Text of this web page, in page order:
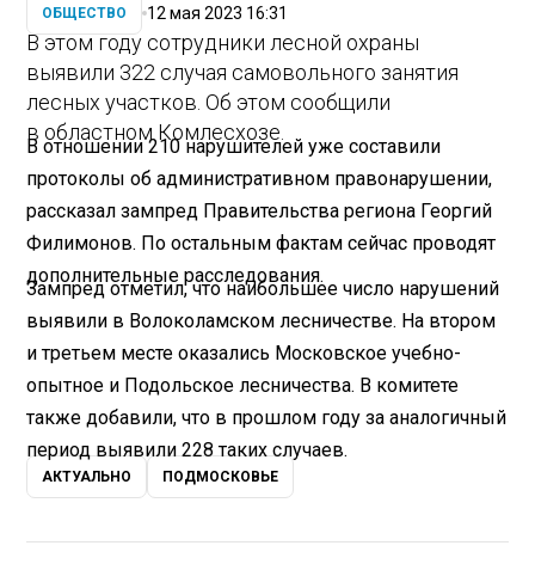
ОБЩЕСТВО 12 мая 2023 16:31
В этом году сотрудники лесной охраны
выявили 322 случая самовольного занятия
лесных участков. Об этом сообщили
в областном Комлесхозе.
В отношении 210 нарушителей уже составили
протоколы об административном правонарушении,
рассказал зампред Правительства региона Георгий
Филимонов. По остальным фактам сейчас проводят
дополнительные расследования.
Зампред отметил, что наибольшее число нарушений
выявили в Волоколамском лесничестве. На втором
и третьем месте оказались Московское учебно-
опытное и Подольское лесничества. В комитете
также добавили, что в прошлом году за аналогичный
период выявили 228 таких случаев.
АКТУАЛЬНО ПОДМОСКОВЬЕ